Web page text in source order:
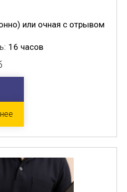
или очная с отрывом
16 часов